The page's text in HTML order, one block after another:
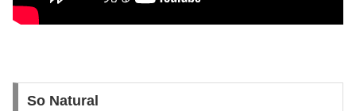
So Natural